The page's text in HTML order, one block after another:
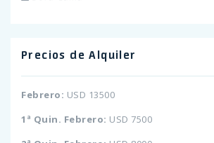
Precios de Alquiler
Febrero: USD 13500
1ª Quin. Febrero: USD 7500